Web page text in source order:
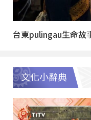
台東pulingau生命故
文化小辭典